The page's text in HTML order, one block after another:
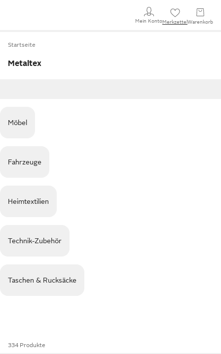
Mein KontoMerkzettel Warenkorb
Startseite
Metaltex
Möbel
Fahrzeuge
Heimtextilien
Technik-Zubehör
Taschen & Rucksäcke
334 Produkte